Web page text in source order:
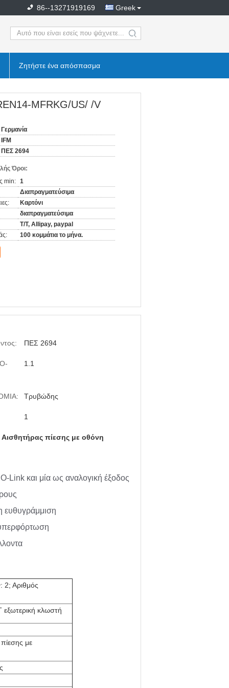
Greek
86--13271919169
search
Ζητήστε ένα απόσπασμα
MFRKG/US/ /V
Γερμανία
IFM
ΠΕΣ 2694
Όροι:
min: 1
Διαπραγματεύσιμα
Καρτόνι
διαπραγματεύσιμα
T/T, Allipay, paypal
100 κομμάτια το μήνα.
ΠΕΣ 2694
1.1
Τρυβώδης
1
Αισθητήρας πίεσης με οθόνη
Link και μία ως αναλογική έξοδος
ευθυγράμμιση
2; Αριθμός
εξωτερική κλωστή
με